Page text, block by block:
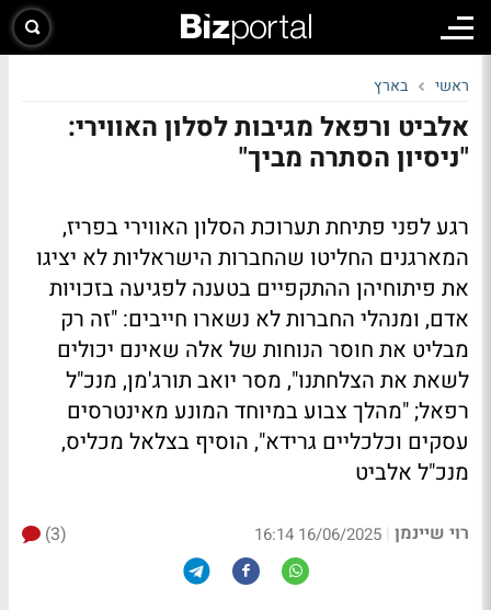
ראשי בארץ
אלביט ורפאל מגיבות לסלון האווירי:
"ניסיון הסתרה מביך"
רגע לפני פתיחת תערוכת הסלון האווירי בפריז,
המארגנים החליטו שהחברות הישראליות לא יציגו
את פיתוחיהן ההתקפיים בטענה לפגיעה בזכויות
אדם, ומנהלי החברות לא נשארו חייבים: "זה רק
מבליט את חוסר הנוחות של אלה שאינם יכולים
לשאת את הצלחתנו", מסר יואב תורג'מן, מנכ"ל
רפאל; "מהלך צבוע במיוחד המונע מאינטרסים
עסקים וכלכליים גרידא", הוסיף בצלאל מכליס,
מנכ"ל אלביט
רוי שיינמן |
16/06/2025 16:14
(3)